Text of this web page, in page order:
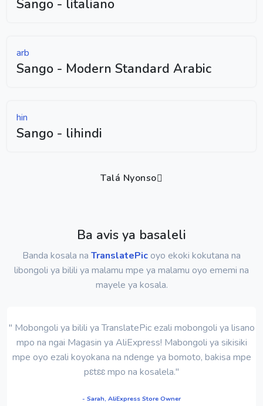
Sango - litaliano
arb
Sango - Modern Standard Arabic
hin
Sango - lihindi
Talá Nyonso
Ba avis ya basaleli
Banda kosala na TranslatePicoyo ekoki kokutana na
libongoli ya bilili ya malamu mpe ya malamu oyo ememi na
mayele ya kosala.
" Mobongoli ya bilili ya TranslatePic ezali mobongoli ya lisano
mpo na ngai Magasin ya AliExpress! Mabongoli ya sikisiki
mpe oyo ezali koyokana na ndenge ya bomoto, bakisa mpe
pɛtɛɛ mpo na kosalela."
- Sarah, AliExpress Store Owner